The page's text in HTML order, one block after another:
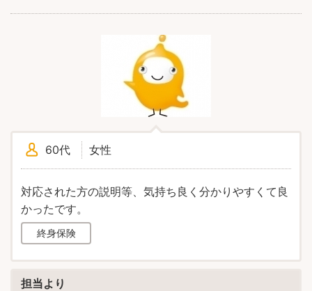
60代 女性
対応された方の説明等、気持ち良く分かりやすくて良
かったです。
終身保険
担当より